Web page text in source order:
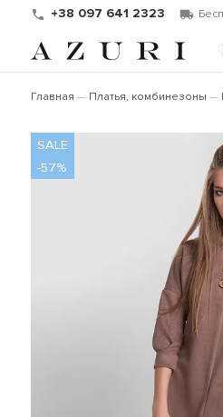
+38 097 641 2323
Главная Платья, комбинезоны